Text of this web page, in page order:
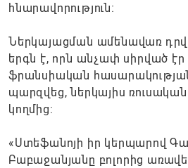
հնարավորություն։
Ներկայացման ամենավառ
երգն է, որն անչափ սիրված էր
ֆրանսիական
պարզվեց, ներկայիս
կողմից:
«Ստեֆանոյի իր կերպարով
Բաբաջանյանը բոլորից